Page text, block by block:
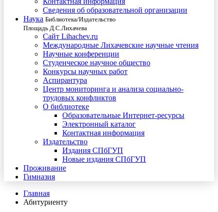
Сведения об образовательной организации
Наука Библиотека/Издательство
Площадь Д.С.Лихачева
Сайт Lihachev.ru
Международные Лихачевские научные чтения
Научные конференции
Студенческое научное общество
Конкурсы научных работ
Аспирантура
Центр мониторинга и анализа социально-
трудовых конфликтов
О библиотеке
Образовательные Интернет-ресурсы
Электронный каталог
Контактная информация
Издательство
Издания СПбГУП
Новые издания СПбГУП
Проживание
Гимназия
Главная
Абитуриенту